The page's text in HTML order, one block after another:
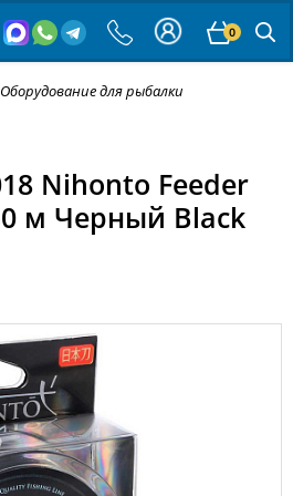
0
Оборудование для рыбалки
Nihonto Feeder
м Черный Black